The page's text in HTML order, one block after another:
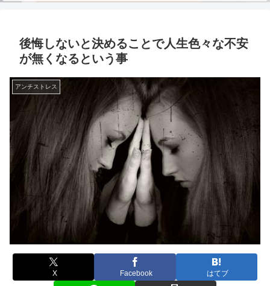
後悔しないと決めることで人生色々な不安
が無くなるという事
アンチストレス
X Facebook はてブ